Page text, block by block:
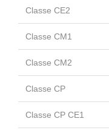
Classe CE2
Classe CM1
Classe CM2
Classe CP
Classe CP CE1